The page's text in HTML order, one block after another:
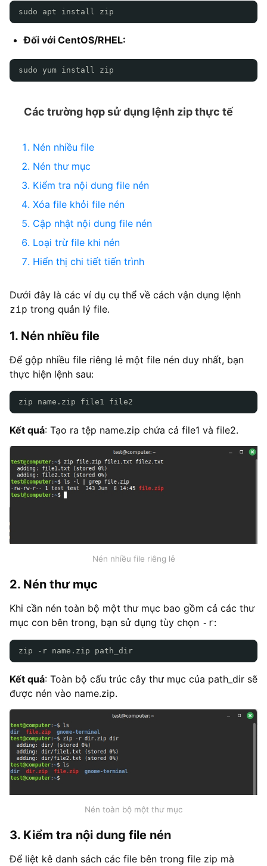
sudo apt install zip
Đối với CentOS/RHEL:
sudo yum install zip
Các trường hợp sử dụng lệnh zip thực tế
Nén nhiều file
Nén thư mục
Kiểm tra nội dung file nén
Xóa file khỏi file nén
Cập nhật nội dung file nén
Loại trừ file khi nén
Hiển thị chi tiết tiến trình
Dưới đây là các ví dụ cụ thể về cách vận dụng lệnh
zip trong quản lý file.
1. Nén nhiều file
Để gộp nhiều file riêng lẻ một file nén duy nhất, bạn
thực hiện lệnh sau:
zip name.zip file1 file2
Kết quả: Tạo ra tệp name.zip chứa cả file1 và file2.
Nén nhiều file riêng lẻ
2. Nén thư mục
Khi cần nén toàn bộ một thư mục bao gồm cả các thư
mục con bên trong, bạn sử dụng tùy chọn -r:
zip -r name.zip path_dir
Kết quả: Toàn bộ cấu trúc cây thư mục của path_dir sẽ
được nén vào name.zip.
Nén toàn bộ một thư mục
3. Kiểm tra nội dung file nén
Để liệt kê danh sách các file bên trong file zip mà